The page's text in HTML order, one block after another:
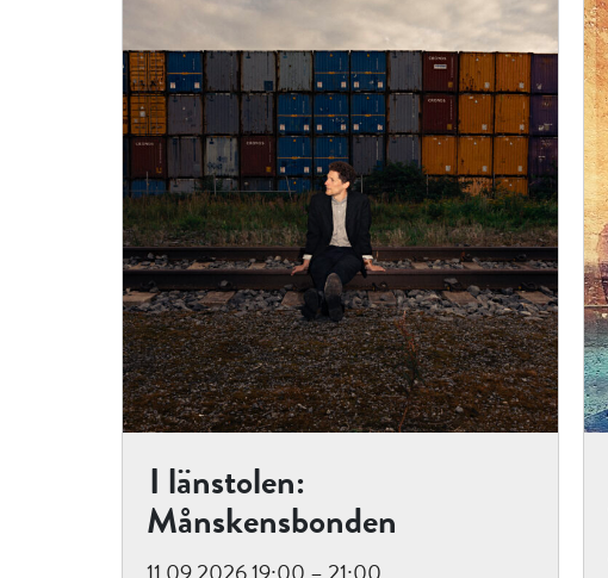
I länstolen:
Månskensbonden